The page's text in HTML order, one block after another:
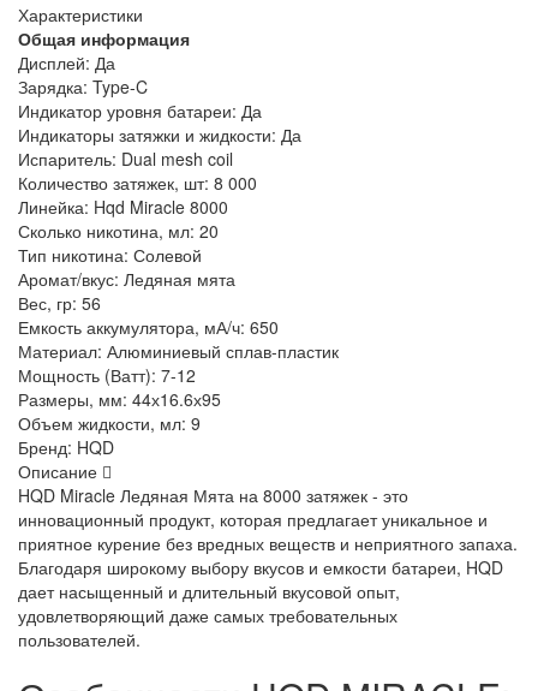
Характеристики
Общая информация
Дисплей: Да
Зарядка: Type-C
Индикатор уровня батареи: Да
Индикаторы затяжки и жидкости: Да
Испаритель: Dual mesh coil
Количество затяжек, шт: 8 000
Линейка: Hqd Miracle 8000
Сколько никотина, мл: 20
Тип никотина: Солевой
Аромат/вкус: Ледяная мята
Вес, гр: 56
Емкость аккумулятора, мА/ч: 650
Материал: Алюминиевый сплав-пластик
Мощность (Ватт): 7-12
Размеры, мм: 44х16.6х95
Объем жидкости, мл: 9
Бренд: HQD
Описание
HQD Miracle Ледяная Мята на 8000 затяжек - это
инновационный продукт, которая предлагает уникальное и
приятное курение без вредных веществ и неприятного запаха.
Благодаря широкому выбору вкусов и емкости батареи, HQD
дает насыщенный и длительный вкусовой опыт,
удовлетворяющий даже самых требовательных
пользователей.